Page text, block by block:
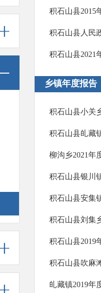
积石山县2015
积石山县人民
积石山县2021
乡镇年度报告
积石山县小关
积石山县癿藏
柳沟乡2021年
积石山县银川
积石山县安集
积石山县刘集
积石山县2019
积石山县吹麻
癿藏镇2019年